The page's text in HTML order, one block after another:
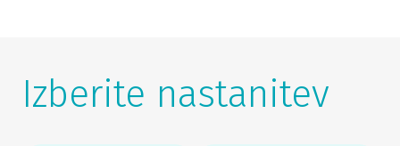
Izberite nastanitev